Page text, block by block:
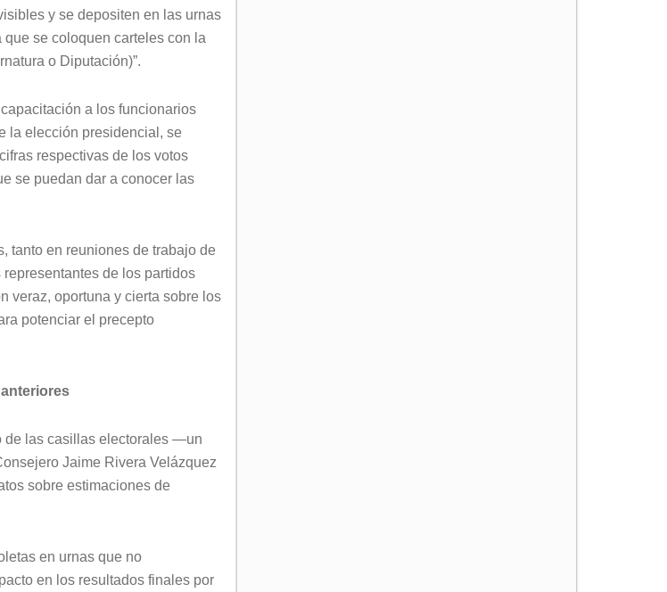
y se depositen en las urnas
se coloquen carteles con la
o Diputación)”.
a los funcionarios
la elección presidencial, se
respectivas de los votos
se puedan dar a conocer las
tanto en reuniones de trabajo de
de los partidos
veraz, oportuna y cierta sobre los
potenciar el precepto
de las casillas electorales —un
Jaime Rivera Velázquez
sobre estimaciones de
en urnas que no
en los resultados finales por